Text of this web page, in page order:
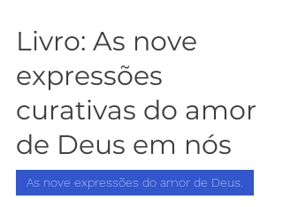
Livro: As nove
expressões
curativas do amor
de Deus em nós
As nove expressões do amor de Deus.